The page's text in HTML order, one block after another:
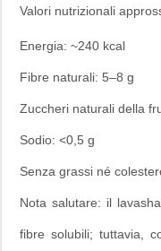
Valori nutrizionali
Energia: ~240 kcal
Fibre naturali: 5–8 g
Zuccheri naturali della
Sodio: <0,5 g
Senza grassi né
Nota salutare: il
fibre solubili; tuttavia,